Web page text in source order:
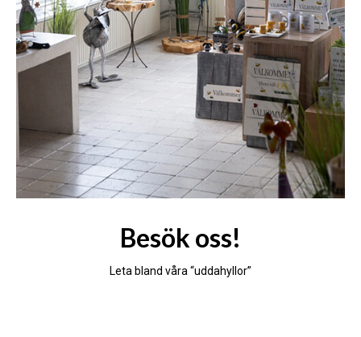
Besök oss!
Leta bland våra “uddahyllor”